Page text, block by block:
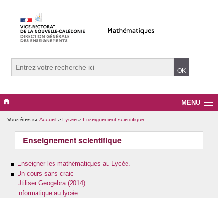
MENU
Evènements
Collège
Lycée
Vers le supérieur
Vous êtes ici: Accueil > Lycée > Enseignement scientifique
Enseignement scientifique
Enseigner les mathématiques au Lycée.
Un cours sans craie
Utiliser Geogebra (2014)
Informatique au lycée